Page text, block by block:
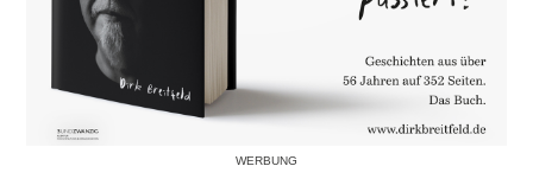
WERBUNG